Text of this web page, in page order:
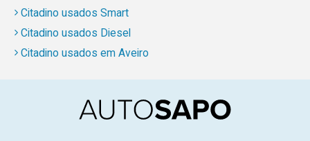
Citadino usados Smart
Citadino usados Diesel
Citadino usados em Aveiro